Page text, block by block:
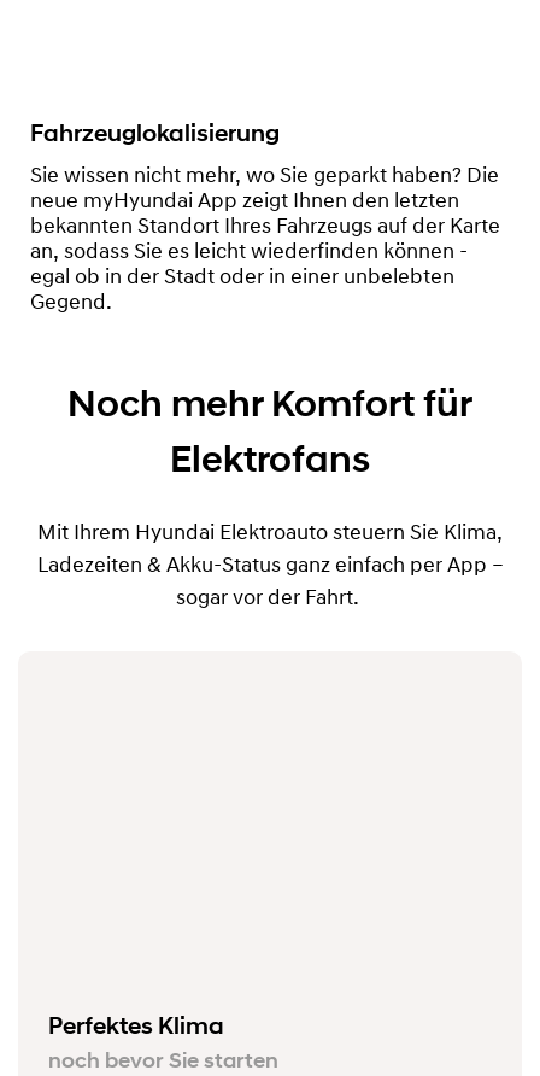
Fahrzeuglokalisierung
Sie wissen nicht mehr, wo Sie geparkt haben? Die
neue myHyundai App zeigt Ihnen den letzten
bekannten Standort Ihres Fahrzeugs auf der Karte
an, sodass Sie es leicht wiederfinden können -
egal ob in der Stadt oder in einer unbelebten
Gegend.
Noch mehr Komfort für
Elektrofans
Mit Ihrem Hyundai Elektroauto steuern Sie Klima,
Ladezeiten & Akku-Status ganz einfach per App –
sogar vor der Fahrt.
Perfektes Klima
noch bevor Sie starten